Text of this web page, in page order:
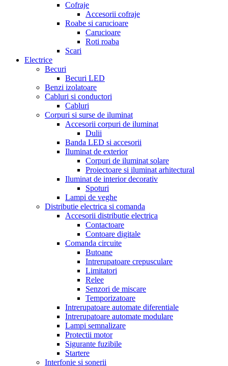
Cofraje
Accesorii cofraje
Roabe si carucioare
Carucioare
Roti roaba
Scari
Electrice
Becuri
Becuri LED
Benzi izolatoare
Cabluri si conductori
Cabluri
Corpuri si surse de iluminat
Accesorii corpuri de iluminat
Dulii
Banda LED si accesorii
Iluminat de exterior
Corpuri de iluminat solare
Proiectoare si iluminat arhitectural
Iluminat de interior decorativ
Spoturi
Lampi de veghe
Distributie electrica si comanda
Accesorii distributie electrica
Contactoare
Contoare digitale
Comanda circuite
Butoane
Intrerupatoare crepusculare
Limitatori
Relee
Senzori de miscare
Temporizatoare
Intrerupatoare automate diferentiale
Intrerupatoare automate modulare
Lampi semnalizare
Protectii motor
Sigurante fuzibile
Startere
Interfonie si sonerii